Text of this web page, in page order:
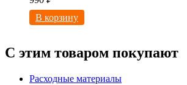
В корзину
С этим товаром покупают
Расходные материалы